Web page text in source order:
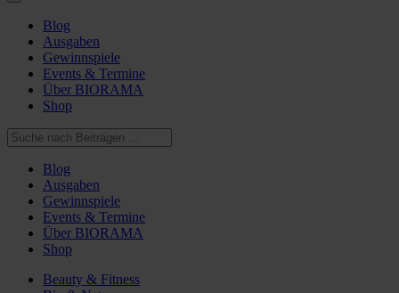
Blog
Ausgaben
Gewinnspiele
Events & Termine
Über BIORAMA
Shop
Blog
Ausgaben
Gewinnspiele
Events & Termine
Über BIORAMA
Shop
Beauty & Fitness